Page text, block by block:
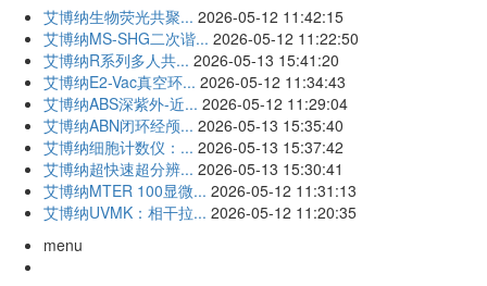
艾博纳生物荧光共聚... 2026-05-12 11:42:15
艾博纳MS-SHG二次谐... 2026-05-12 11:22:50
艾博纳R系列多人共... 2026-05-13 15:41:20
艾博纳E2-Vac真空环... 2026-05-12 11:34:43
艾博纳ABS深紫外-近... 2026-05-12 11:29:04
艾博纳ABN闭环经颅... 2026-05-13 15:35:40
艾博纳细胞计数仪：... 2026-05-13 15:37:42
艾博纳超快速超分辨... 2026-05-13 15:30:41
艾博纳MTER 100显微... 2026-05-12 11:31:13
艾博纳UVMK：相干拉... 2026-05-12 11:20:35
menu